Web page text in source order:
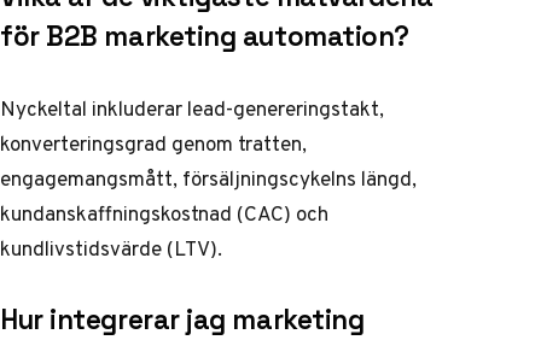
för B2B marketing automation?
Nyckeltal inkluderar lead-genereringstakt,
konverteringsgrad genom tratten,
engagemangsmått, försäljningscykelns längd,
kundanskaffningskostnad (CAC) och
kundlivstidsvärde (LTV).
Hur integrerar jag marketing